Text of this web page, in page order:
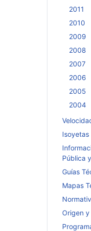
2011
2010
2009
2008
2007
2006
2005
2004
Isoyetas
Pública
Guías
Mapas
Origen